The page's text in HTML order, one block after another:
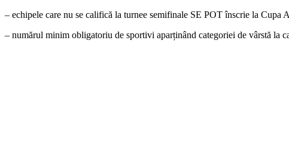
– echipele care nu se califică la turnee semifinale SE POT înscrie la
– numărul minim obligatoriu de sportivi aparținând categoriei de vârstă la